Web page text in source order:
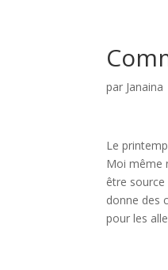
par Janaina
Le
Moi même
être
donne des
pour les